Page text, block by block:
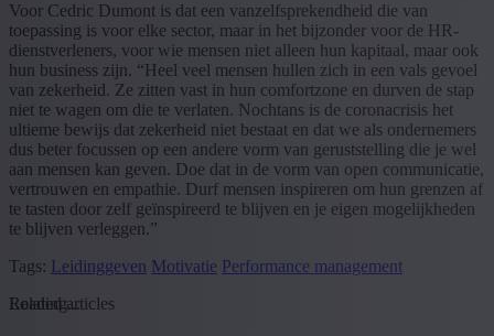
Voor Cedric Dumont is dat een vanzelfsprekendheid die van
toepassing is voor elke sector, maar in het bijzonder voor de HR-
dienstverleners, voor wie mensen niet alleen hun kapitaal, maar ook
hun business zijn. “Heel veel mensen hullen zich in een vals gevoel
van zekerheid. Ze zitten vast in hun comfortzone en durven de stap
niet te wagen om die te verlaten. Nochtans is de coronacrisis het
ultieme bewijs dat zekerheid niet bestaat en dat we als ondernemers
dus beter focussen op een andere vorm van geruststelling die je wel
aan mensen kan geven. Doe dat in de vorm van open communicatie,
vertrouwen en empathie. Durf mensen inspireren om hun grenzen af
te tasten door zelf geïnspireerd te blijven en je eigen mogelijkheden
te blijven verleggen.”
Tags: Leidinggeven Motivatie Performance management
Loading...
Related articles